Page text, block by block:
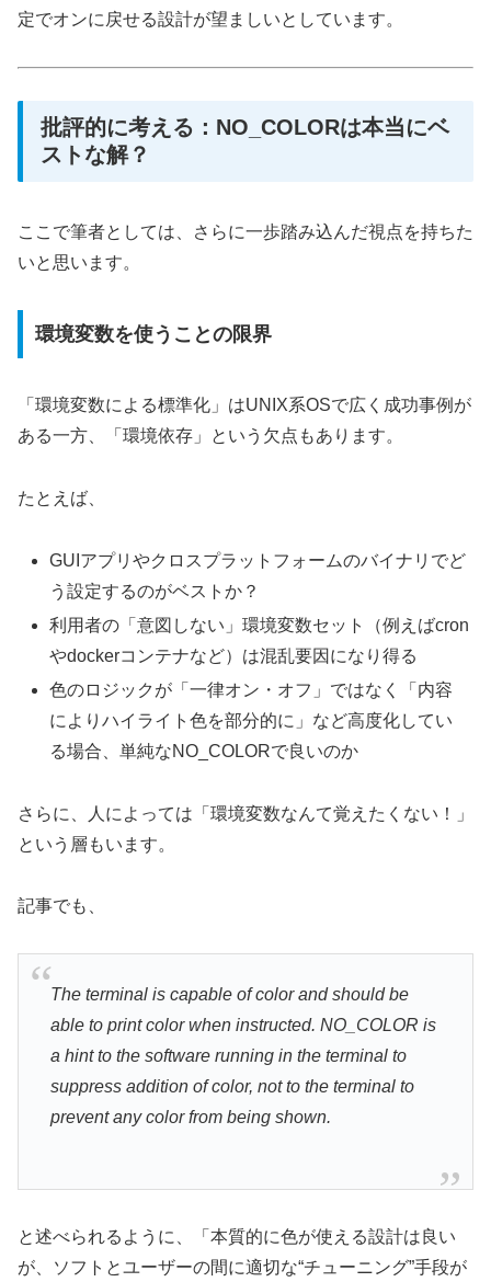
定でオンに戻せる設計が望ましいとしています。
批評的に考える：NO_COLORは本当にベ
ストな解？
ここで筆者としては、さらに一歩踏み込んだ視点を持ちた
いと思います。
環境変数を使うことの限界
「環境変数による標準化」はUNIX系OSで広く成功事例が
ある一方、「環境依存」という欠点もあります。
たとえば、
GUIアプリやクロスプラットフォームのバイナリでど
う設定するのがベストか？
利用者の「意図しない」環境変数セット（例えばcron
やdockerコンテナなど）は混乱要因になり得る
色のロジックが「一律オン・オフ」ではなく「内容
によりハイライト色を部分的に」など高度化してい
る場合、単純なNO_COLORで良いのか
さらに、人によっては「環境変数なんて覚えたくない！」
という層もいます。
記事でも、
The terminal is capable of color and should be
able to print color when instructed. NO_COLOR is
a hint to the software running in the terminal to
suppress addition of color, not to the terminal to
prevent any color from being shown.
と述べられるように、「本質的に色が使える設計は良い
が、ソフトとユーザーの間に適切な“チューニング”手段が